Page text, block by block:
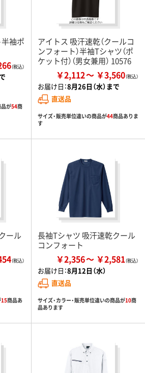
袖ポ
品が54商
アイトス 吸汗速乾（クールコ
ンフォート）半袖Tシャツ（ポ
ケット付）（男女兼用） 10576
￥2,112 ￥3,560
お届け日：8月26日（水）まで
直送品
サイズ・販売単位違いの商品が44商品ありま
す
ール
15商品あ
長袖Tシャツ 吸汗速乾クール
コンフォート
￥2,356 ￥2,581
お届け日：8月12日（水）
直送品
サイズ・カラー・販売単位違いの商品が10商
品あります